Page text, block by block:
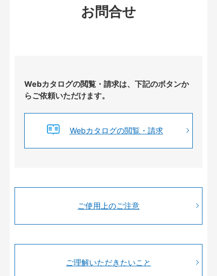
お問合せ
Webカタログの閲覧・請求は、下記のボタンか
らご依頼いただけます。
Webカタログの閲覧・請求
ご使用上のご注意
ご理解いただきたいこと